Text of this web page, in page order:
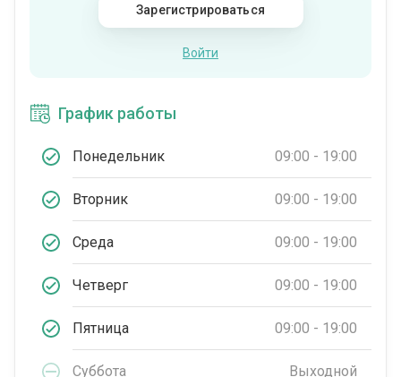
Зарегистрироваться
Войти
График работы
Понедельник 09:00 - 19:00
Вторник 09:00 - 19:00
Среда 09:00 - 19:00
Четверг 09:00 - 19:00
Пятница 09:00 - 19:00
Суббота Выходной